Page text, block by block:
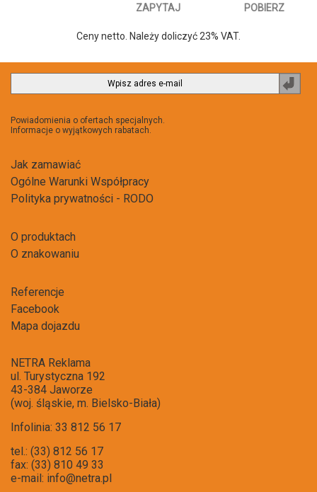
ZAPYTAJ POBIERZ
Ceny netto. Należy doliczyć 23% VAT.
Powiadomienia o ofertach specjalnych.
Informacje o wyjątkowych rabatach.
Jak zamawiać
Ogólne Warunki Współpracy
Polityka prywatności - RODO
O produktach
O znakowaniu
Referencje
Facebook
Mapa dojazdu
NETRA Reklama
ul. Turystyczna 192
43-384 Jaworze
(woj. śląskie, m. Bielsko-Biała)
Infolinia: 33 812 56 17
tel.: (33) 812 56 17
fax: (33) 810 49 33
e-mail: info@netra.pl